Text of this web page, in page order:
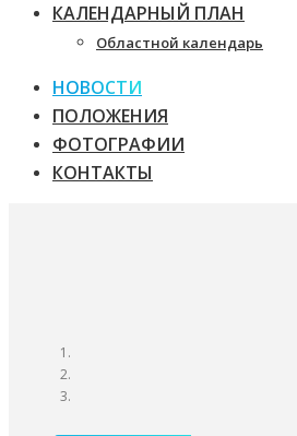
КАЛЕНДАРНЫЙ ПЛАН
Областной календарь
НОВОСТИ
ПОЛОЖЕНИЯ
ФОТОГРАФИИ
КОНТАКТЫ